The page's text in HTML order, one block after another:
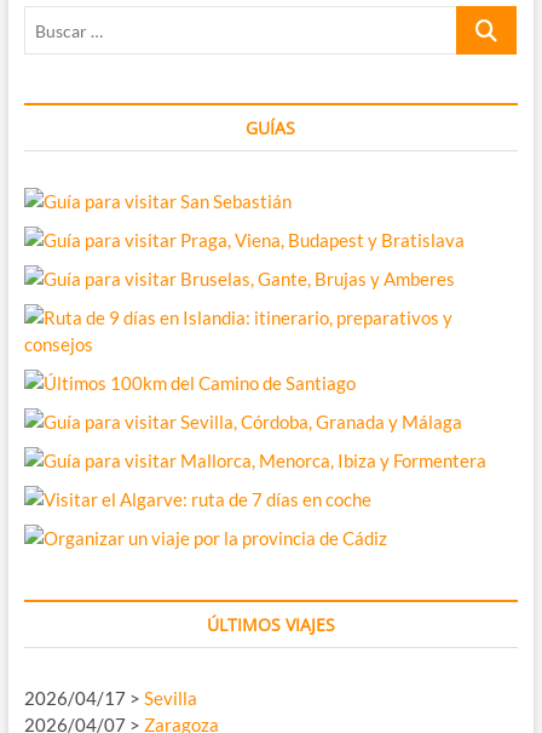
Buscar
GUÍAS
ÚLTIMOS VIAJES
2026/04/17 > Sevilla
2026/04/07 > Zaragoza